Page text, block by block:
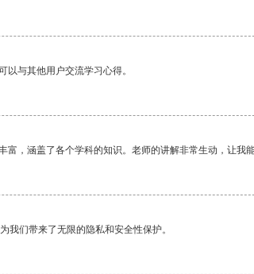
以与其他用户交流学习心得。
富，涵盖了各个学科的知识。老师的讲解非常生动，让我
我们带来了无限的隐私和安全性保护。